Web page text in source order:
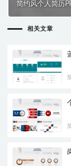
简约风个人简历
相关文章